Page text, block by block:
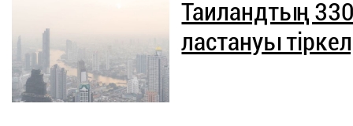
Таиландтың
ластануы